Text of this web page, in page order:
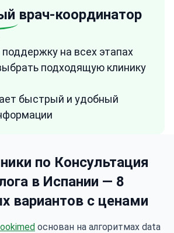
врач-координатор
на всех этапах
подходящую клинику
быстрый и удобный
по Консультация
в Испании — 8
вариантов с ценами
основан на алгоритмах data